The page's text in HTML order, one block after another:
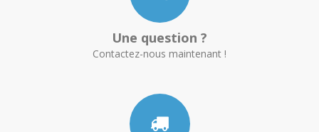
Une question ?
Contactez-nous maintenant !